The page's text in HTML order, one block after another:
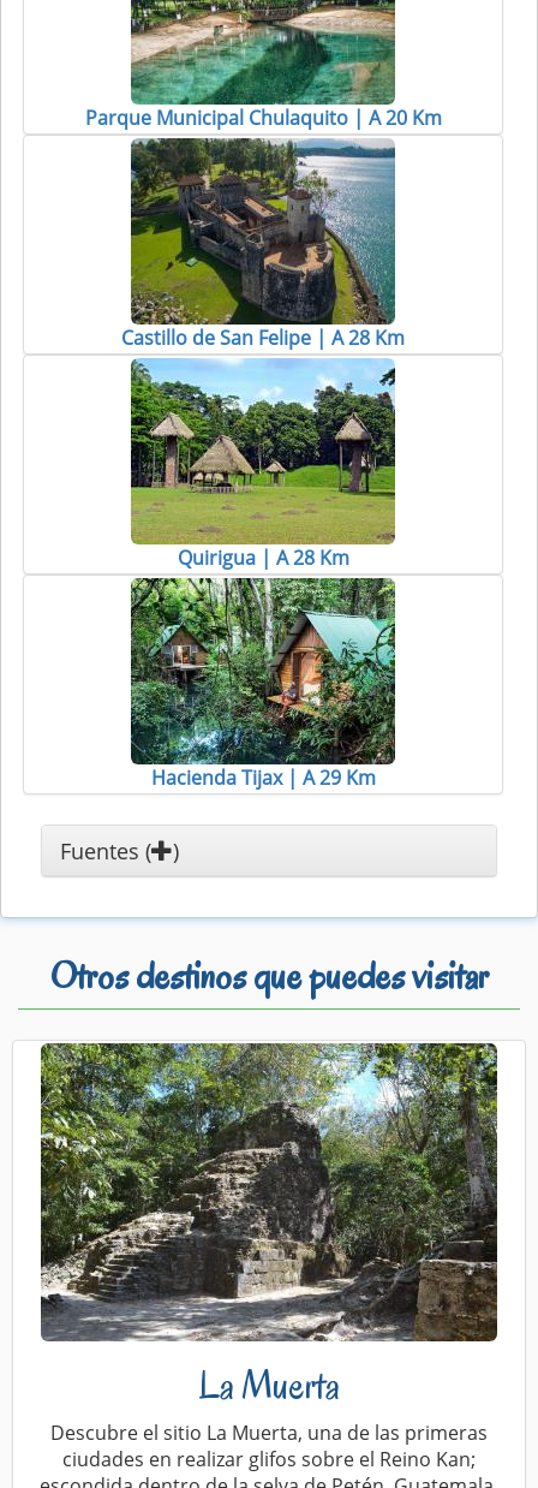
Parque Municipal Chulaquito | A 20 Km
Castillo de San Felipe | A 28 Km
Quirigua | A 28 Km
Hacienda Tijax | A 29 Km
Fuentes ( )
Otros destinos que puedes visitar
La Muerta
Descubre el sitio La Muerta, una de las primeras
ciudades en realizar glifos sobre el Reino Kan;